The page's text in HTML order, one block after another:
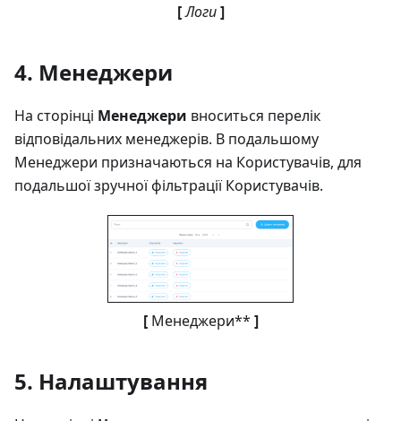
[Логи ]
4. Менеджери
На сторінці Менеджери вноситься перелік
відповідальних менеджерів. В подальшому
Менеджери призначаються на Користувачів, для
подальшої зручної фільтрації Користувачів.
[Менеджери** ]
5. Налаштування